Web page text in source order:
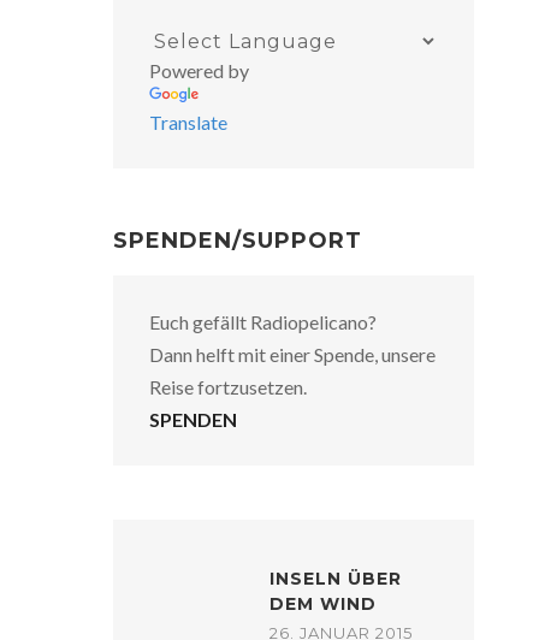
Powered by
Translate
SPENDEN/SUPPORT
Euch gefällt Radiopelicano?
Dann helft mit einer Spende, unsere
Reise fortzusetzen.
SPENDEN
INSELN ÜBER
DEM WIND
26. JANUAR 2015